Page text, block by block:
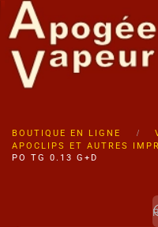
Accéder au contenu principal
BOUTIQUE EN LIGNE
APOCLIPS ET AUTRES
PO TG 0.13 G+D